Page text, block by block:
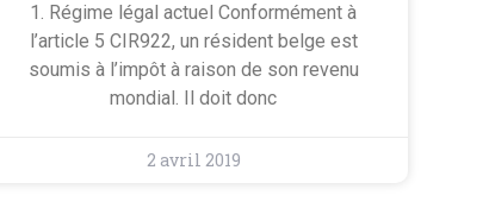
1. Régime légal actuel Conformément à
l’article 5 CIR922, un résident belge est
soumis à l’impôt à raison de son revenu
mondial. Il doit donc
2 avril 2019